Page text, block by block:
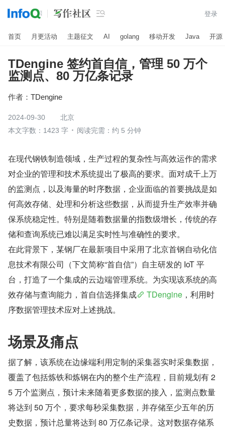
 登录
首页 月更活动 主题征文 AI golang 移动开发 Java 开源
TDengine 签约首自信，管理 50 万个
监测点、80 万亿条记录
作者： TDengine
2024-09-30
北京
本文字数：1423 字
阅读完需：约 5 分钟
在现代钢铁制造领域，生产过程的复杂性与高效运作的需求
对企业的管理和技术系统提出了极高的要求。面对成千上万
的监测点，以及海量的时序数据，企业面临的首要挑战是如
何高效存储、处理和分析这些数据，从而提升生产效率并确
保系统稳定性。特别是随着数据量的指数级增长，传统的存
储和查询系统已难以满足实时性与准确性的要求。
在此背景下，某钢厂在最新项目中采用了北京首钢自动化信
息技术有限公司（下文简称“首自信”）自主研发的 IoT 平
台，打造了一个集成的云边端管理系统。为实现该系统的高
效存储与查询能力，首自信选择集成
TDengine ，利用时
序数据管理技术应对上述挑战。
场景及痛点
据了解，该系统在边缘端利用定制的采集器实时采集数据，
覆盖了包括炼铁和炼钢在内的整个生产流程，目前规划有 2
5 万个监测点，预计未来随着更多数据的接入，监测点数量
将达到 50 万个，要求每秒采集数据，并存储至少五年的历
史数据，预计总量将达到 80 万亿条记录。这对数据存储系